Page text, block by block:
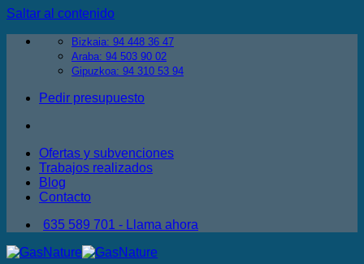
Saltar al contenido
Bizkaia: 94 448 36 47
Araba: 94 503 90 02
Gipuzkoa: 94 310 53 94
Pedir presupuesto
Ofertas y subvenciones
Trabajos realizados
Blog
Contacto
635 589 701 - Llama ahora